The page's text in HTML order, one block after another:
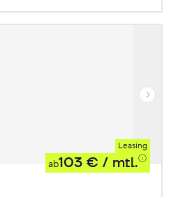
Leasing
ab103 € / mtl.